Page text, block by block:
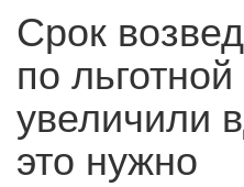
Срок
по
увеличили
это нужно